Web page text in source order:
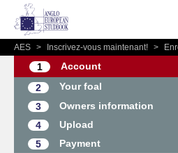
AES > Inscrivez-vous maintenant! >
1
Account
2
Your foal
3
Owners information
4
Upload
5
Payment